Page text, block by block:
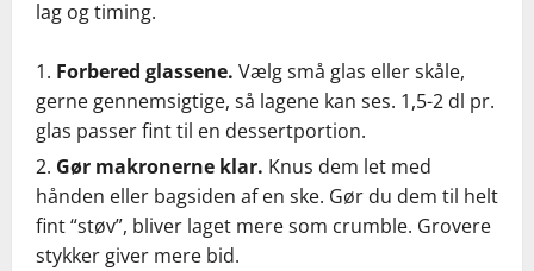
lag og timing.
Forbered glassene. Vælg små glas eller skåle,
gerne gennemsigtige, så lagene kan ses. 1,5-2 dl pr.
glas passer fint til en dessertportion.
Gør makronerne klar. Knus dem let med
hånden eller bagsiden af en ske. Gør du dem til helt
fint “støv”, bliver laget mere som crumble. Grovere
stykker giver mere bid.